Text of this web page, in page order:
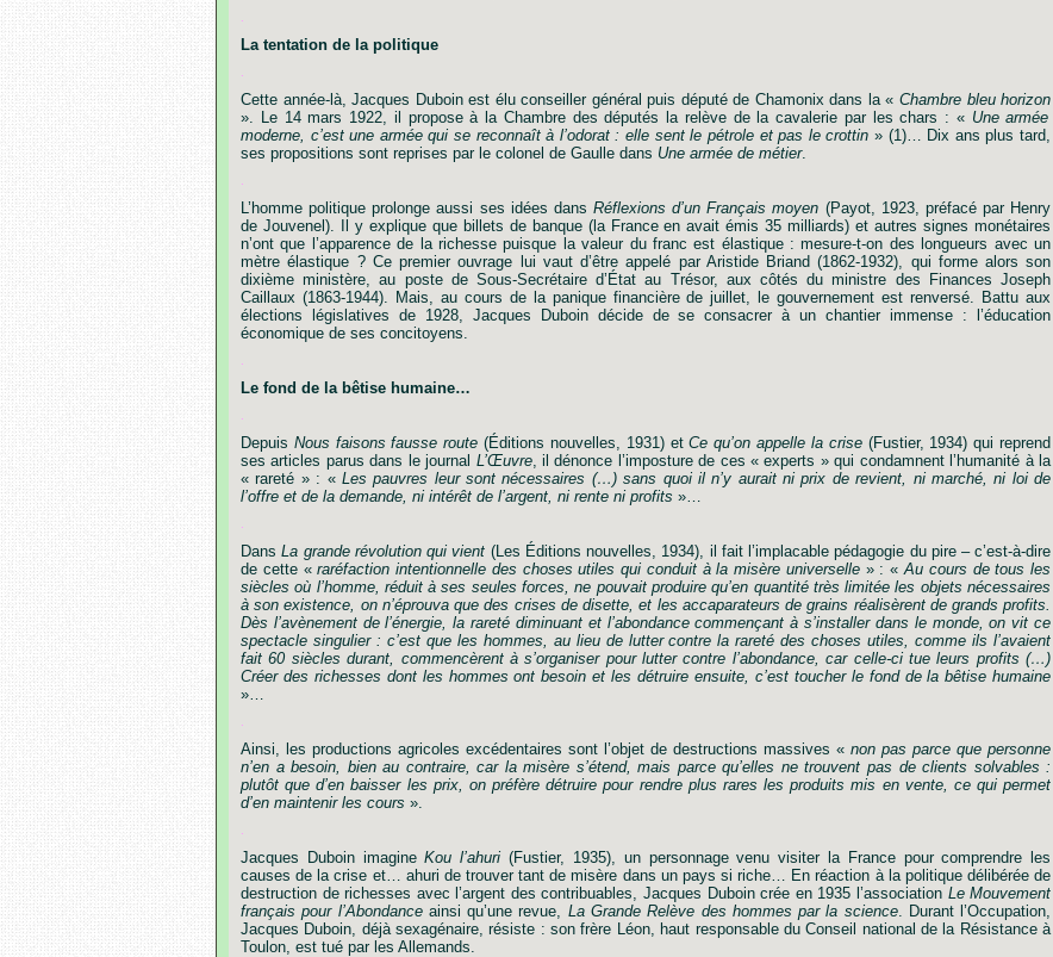
La tentation de la politique
Cette année-là, Jacques Duboin est élu conseiller général puis député de Chamonix dans la « Chambre bleu horizon
». Le 14 mars 1922, il propose à la Chambre des députés la relève de la cavalerie par les chars : « Une armée
moderne, c’est une armée qui se reconnaît à l’odorat : elle sent le pétrole et pas le crottin » (1)… Dix ans plus tard,
ses propositions sont reprises par le colonel de Gaulle dans Une armée de métier.
L’ homme politique prolonge aussi ses idées dans Réflexions d’un Français moyen (Payot, 1923, préfacé par Henry
de Jouvenel). y explique que billets de banque (la France en avait émis 35 milliards) et autres signes monétaires
n’ont que ’apparence de la richesse puisque la valeur du franc est élastique : mesure-t-on des longueurs avec un
mètre élastique ? Ce premier ouvrage lui vaut d’être appelé par Aristide Briand (1862-1932), qui forme alors son
dixième ministère, au poste de Sous-Secrétaire d’ État au Trésor, aux côtés du ministre des Finances Joseph
Caillaux (1863-1944). Mais, au cours de la panique financière de juillet, le gouvernement est renversé. Battu aux
élections législatives de 1928, Jacques Duboin décide de se consacrer à un chantier immense : l’éducation
économique de ses concitoyens.
Le fond de la bêtise humaine…
Depuis Nous faisons fausse route (Éditions nouvelles, 1931) et Ce qu’on appelle la crise (Fustier, 1934) qui reprend
ses articles parus dans le journal L’Œuvre, il dénonce ’imposture de ces « experts » qui condamnent l’ humanité à la
« rareté » : « Les pauvres leur sont nécessaires (… ) sans quoi il n’y aurait ni prix de revient, ni marché, ni loi de
l’offre et de la demande, ni intérêt de l’argent, ni rente ni profits »…
Dans La grande révolution qui vient (Les Éditions nouvelles, 1934), il fait ’implacable pédagogie du pire–c’est-à-dire
de cette «raréfaction intentionnelle des choses utiles qui conduit à la misère universelle» : «Au cours de tous les
siècles où l’homme, réduit à ses seules forces, ne pouvait produire qu’en quantité très limitée les objets nécessaires
à son existence, on n’éprouva que des crises de disette, et les accaparateurs de grains réalisèrent de grands profits.
Dès l’avènement de l’énergie, la rareté diminuant et l’abondance commençant à s’installer dans le monde, on vit ce
spectacle singulier : c’est que les hommes, au lieu de lutter contre la rareté des choses utiles, comme ils l’avaient
fait 60 siècles durant, commencèrent à s’organiser pour lutter contre l’abondance, car celle-ci tue leurs profits (… )
Créer des richesses dont les hommes ont besoin et les détruire ensuite, c’est toucher le fond de la bêtise humaine
»…
Ainsi, les productions agricoles excédentaires sont ’objet de destructions massives « non pas parce que personne
n’en a besoin, bien au contraire, car la misère s’étend, mais parce qu’elles ne trouvent pas de clients solvables :
plutôt que d’en baisser les prix, on préfère détruire pour rendre plus rares les produits mis en vente, ce qui permet
d’en maintenir les cours ».
Jacques Duboin imagine Kou l’ahuri (Fustier, 1935), un personnage venu visiter la France pour comprendre
les
causes de la crise et… ahuri de trouver tant de misère dans un pays si riche… En réaction à la politique délibérée de
destruction de richesses avec l’argent des contribuables, Jacques Duboin crée en 1935 ’association Le Mouvement
français pour l’Abondance ainsi qu’une revue, La Grande Relève des hommes par la science. Durant l’Occupation,
Jacques Duboin, déjà sexagénaire, résiste : son frère Léon, haut responsable du Conseil national de la Résistance à
Toulon, est tué par les Allemands.